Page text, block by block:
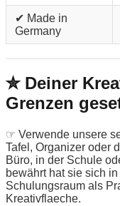
✔ Made in
Germany
✮ Deiner
Grenzen
☞ Verwende unsere
Tafel, Organizer oder
Büro, in der Schule
bewährt hat sie sich
Schulungsraum als
Kreativflaeche.